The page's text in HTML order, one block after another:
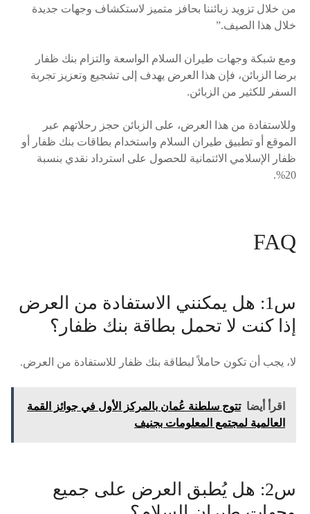
من خلال تزويد زبائننا بحافز متميز لاستكشاف وجهات جديدة
خلال هذا الصيف.”
ومع شبكة وجهات طيران السلام الواسعة والتزام بنك ظفار
برضا الزبائن، فإن هذا العرض يهدف إلى تشجيع وتعزيز تجربة
السفر للكثير من الزبائن.
وللاستفادة من هذا العرض، على الزبائن حجز رحلاتهم عبر
الموقع أو تطبيق طيران السلام واستخدام بطاقات بنك ظفار أو
ظفار الإسلامي الائتمانية للحصول على استرداد نقدي بنسبة
20%.
FAQ
س1: هل يمكنني الاستفادة من العرض
إذا كنت لا تحمل بطاقة بنك ظفار؟
لا، يجب أن تكون حاملاً لبطاقة بنك ظفار للاستفادة من العرض.
اقرأ أيضا تتوج سلطنة عُمان بالمركز الأول في جوائز القمة
العالمية لمجتمع المعلومات بجنيف
س2: هل يُطبق العرض على جميع